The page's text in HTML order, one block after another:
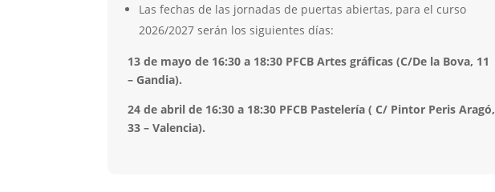
Las fechas de las jornadas de puertas abiertas, para el curso
2026/2027 serán los siguientes días:
13 de mayo de 16:30 a 18:30 PFCB Artes gráficas (C/De la Bova, 11
– Gandia).
24 de abril de 16:30 a 18:30 PFCB Pastelería ( C/ Pintor Peris Aragó,
33 – Valencia).